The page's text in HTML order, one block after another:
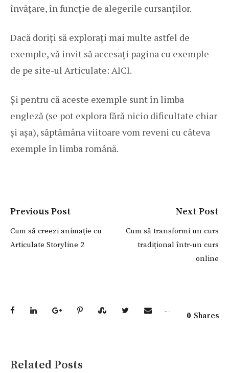
învățare, în funcție de alegerile cursanților.
Dacă doriți să explorați mai multe astfel de
exemple, vă invit să accesați pagina cu exemple
de pe site-ul Articulate: AICI.
Și pentru că aceste exemple sunt în limba
engleză (se pot explora fără nicio dificultate chiar
și așa), săptămâna viitoare vom reveni cu câteva
exemple în limba română.
Previous Post
Cum să creezi animație cu
Articulate Storyline 2
Next Post
Cum să transformi un curs
tradițional într-un curs
online
0 Shares
Related Posts